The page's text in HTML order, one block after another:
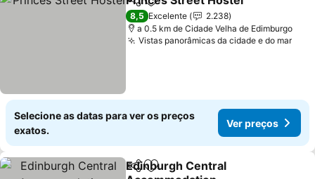
PartilharAdicionar aos favoritos
8,5 Excelente
2.238
a 0.5 km de Cidade Velha de Edimburgo
Vistas panorâmicas da cidade e do marVer
Selecione as datas para ver os preços
exatos.
Ver preços
PartilharAdicionar aos favoritos
Edinburgh Central